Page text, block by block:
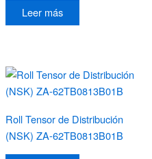
Leer más
Roll Tensor de Distribución
(NSK) ZA-62TB0813B01B